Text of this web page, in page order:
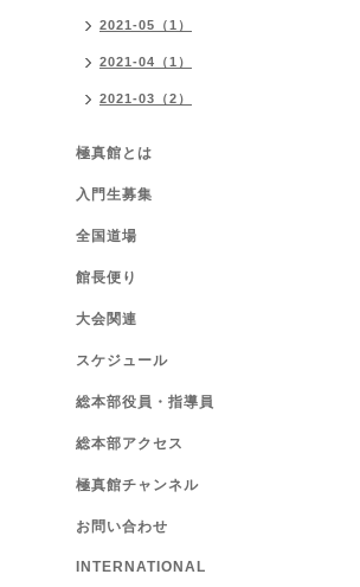
2021-05（1）
2021-04（1）
2021-03（2）
極真館とは
入門生募集
全国道場
館長便り
大会関連
スケジュール
総本部役員・指導員
総本部アクセス
極真館チャンネル
お問い合わせ
INTERNATIONAL